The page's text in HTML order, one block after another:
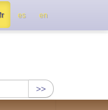
>>
es en
!